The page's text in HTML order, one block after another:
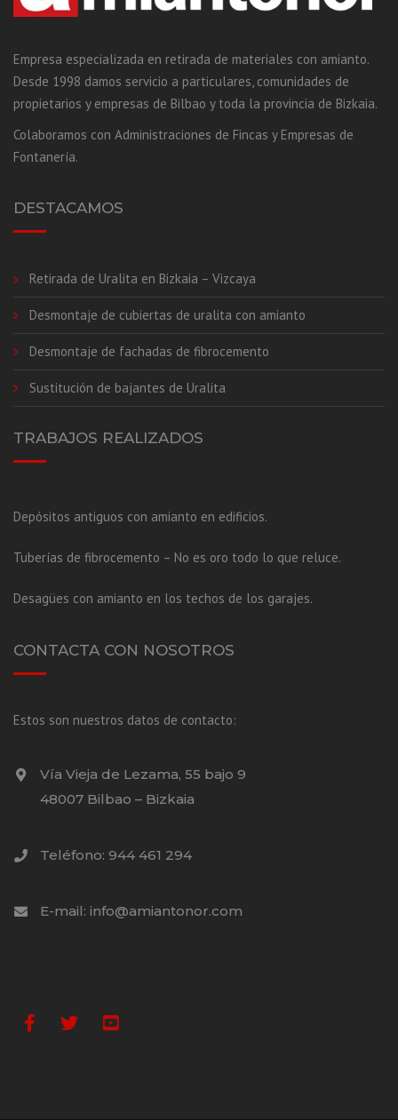
Empresa especializada en retirada de materiales con amianto.
Desde 1998 damos servicio a particulares, comunidades de
propietarios y empresas de Bilbao y toda la provincia de Bizkaia.
Colaboramos con Administraciones de Fincas y Empresas de
Fontanería.
DESTACAMOS
Retirada de Uralita en Bizkaia – Vizcaya
Desmontaje de cubiertas de uralita con amianto
Desmontaje de fachadas de fibrocemento
Sustitución de bajantes de Uralita
TRABAJOS REALIZADOS
Depósitos antiguos con amianto en edificios.
Tuberías de fibrocemento – No es oro todo lo que reluce.
Desagües con amianto en los techos de los garajes.
CONTACTA CON NOSOTROS
Estos son nuestros datos de contacto:
Vía Vieja de Lezama, 55 bajo 9
48007 Bilbao – Bizkaia
Teléfono: 944 461 294
E-mail: info@amiantonor.com
Facebook
TwitterYoutube